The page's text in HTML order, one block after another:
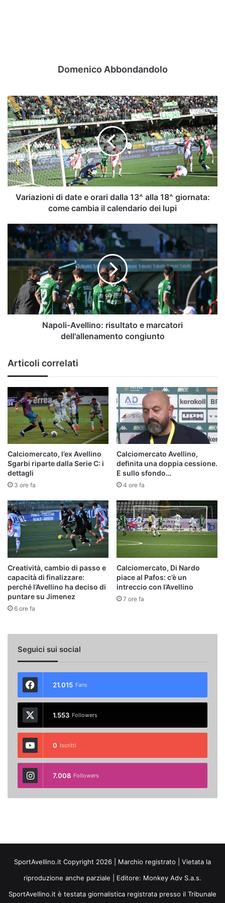
Domenico Abbondandolo
Variazioni
di
date
e
orari
dalla
13^
alla
18^
giornata:
calendario
dei
lupi
Variazioni di date e orari dalla 13^ alla 18^ giornata:
come cambia il calendario dei lupi
Napoli-
Avellino:
risultato
e
marcatori
dell'allenamento
congiunto
Napoli-Avellino: risultato e marcatori
dell'allenamento congiunto
Articoli correlati
Calciomercato, l’ex Avellino
Sgarbi riparte dalla Serie C: i
dettagli
3 ore fa
Calciomercato Avellino,
definita una doppia cessione.
E sullo sfondo…
4 ore fa
Creatività, cambio di passo e
capacità di finalizzare:
perché l’Avellino ha deciso di
puntare su Jimenez
6 ore fa
Calciomercato, Di Nardo
piace al Pafos: c’è un
intreccio con l’Avellino
7 ore fa
Seguici sui social
21.015 Fans
1.553 Followers
0 Iscritti
7.008 Followers
SportAvellino.it Copyright 2026 | Marchio registrato | Vietata la
riproduzione anche parziale | Editore: Monkey Adv S.a.s.
SportAvellino.it è testata giornalistica registrata presso il Tribunale